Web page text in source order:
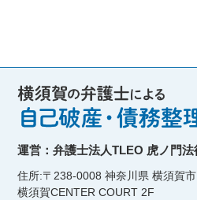
運営：弁護士法人TLEO 虎ノ門
住所:〒238-0008 神奈川県 横須賀
横須賀CENTER COURT 2F